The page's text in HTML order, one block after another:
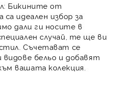
Бикините от
идеален избор за
дали ги носите в
случай, те ще ви
Съчетават се
видове бельо и добавят
вашата колекция.